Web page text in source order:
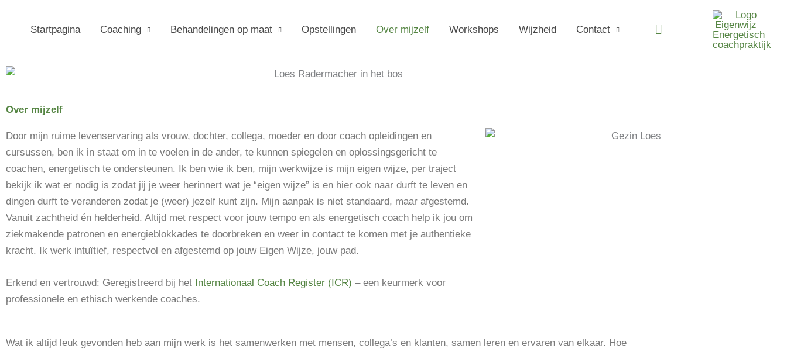
Startpagina Coaching Behandelingen op maat Opstellingen Over mijzelf Workshops Wijzheid Contact Zoeken
Over mijzelf
Door mijn ruime levenservaring als vrouw, dochter, collega, moeder en door coach opleidingen en
cursussen, ben ik in staat om in te voelen in de ander, te kunnen spiegelen en oplossingsgericht te
coachen, energetisch te ondersteunen. Ik ben wie ik ben, mijn werkwijze is mijn eigen wijze, per traject
bekijk ik wat er nodig is zodat jij je weer herinnert wat je “eigen wijze” is en hier ook naar durft te leven en
dingen durft te veranderen zodat je (weer) jezelf kunt zijn. Mijn aanpak is niet standaard, maar afgestemd.
Vanuit zachtheid én helderheid. Altijd met respect voor jouw tempo en als energetisch coach help ik jou om
ziekmakende patronen en energieblokkades te doorbreken en weer in contact te komen met je authentieke
kracht. Ik werk intuïtief, respectvol en afgestemd op jouw Eigen Wijze, jouw pad.
Erkend en vertrouwd: Geregistreerd bij het Internationaal Coach Register (ICR) – een keurmerk voor
professionele en ethisch werkende coaches.
Wat ik altijd leuk gevonden heb aan mijn werk is het samenwerken met mensen, collega’s en klanten, samen leren en ervaren van elkaar. Hoe